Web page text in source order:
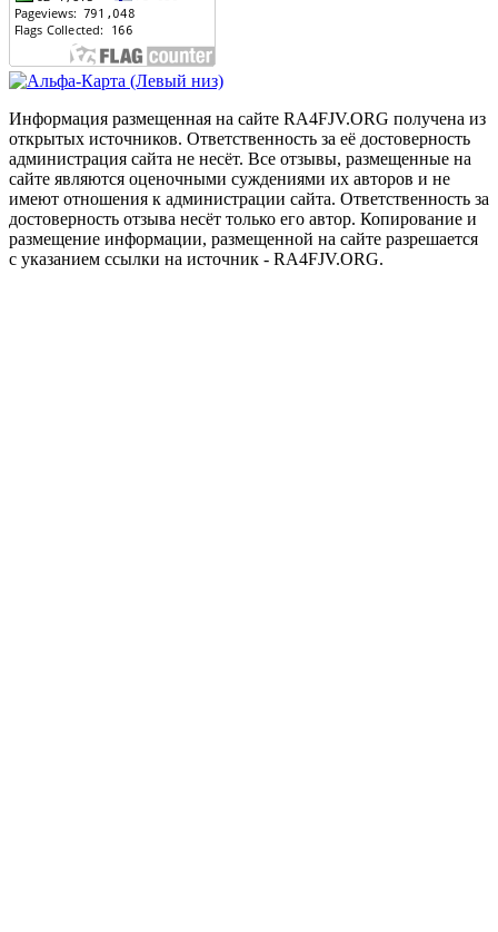
Информация размещенная на сайте RA4FJV.ORG получена из
открытых источников. Ответственность за её достоверность
администрация сайта не несёт. Все отзывы, размещенные на
сайте являются оценочными суждениями их авторов и не
имеют отношения к администрации сайта. Ответственность за
достоверность отзыва несёт только его автор. Копирование и
размещение информации, размещенной на сайте разрешается
с указанием ссылки на источник - RA4FJV.ORG.